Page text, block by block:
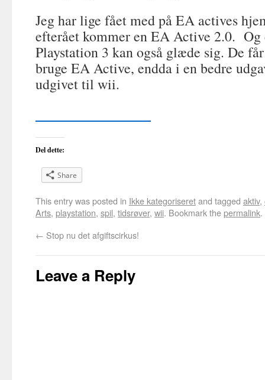
Jeg har lige fået med på EA actives
efterået kommer en EA Active 2.0. Og
Playstation 3 kan også glæde sig. De
bruge EA Active, endda i en bedre
udgivet til wii.
Del dette:
Share
This entry was posted in Ikke kategoriseretand tagged aktiv,
Arts, playstation, spil, tidsrøver, wii. Bookmark thepermalink.
← Stop nu det afgiftscirkus!
Leave a Reply